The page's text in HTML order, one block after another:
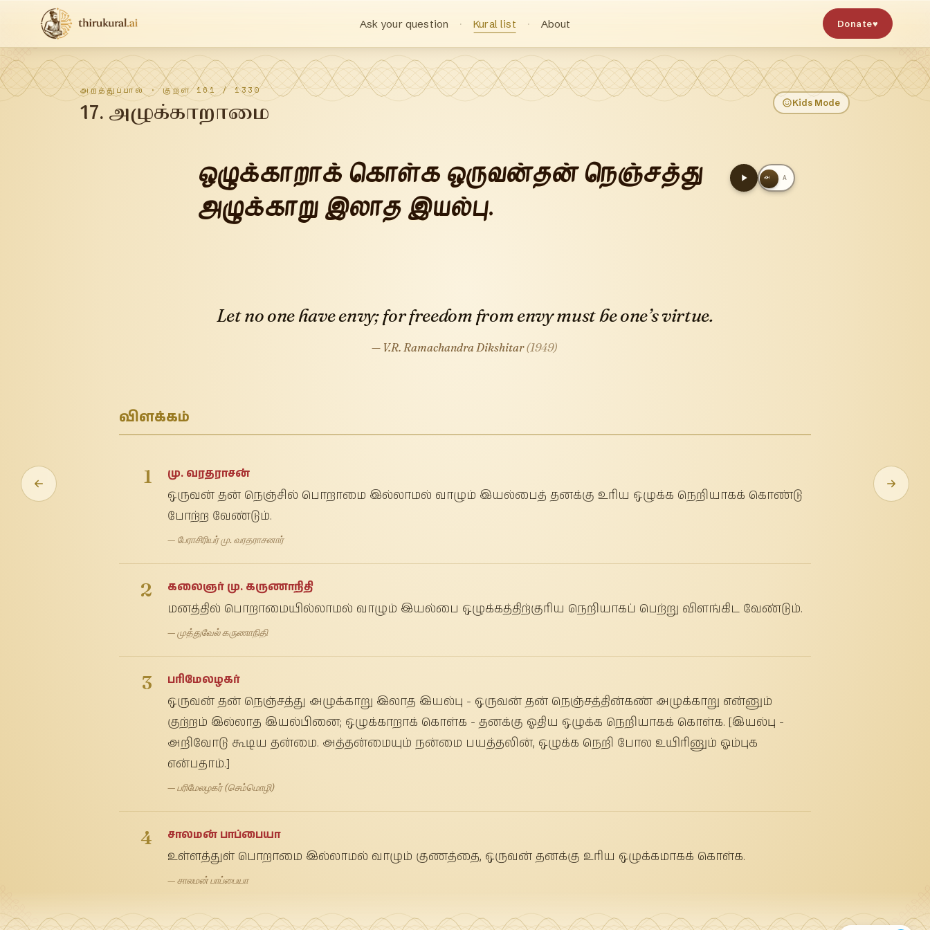
Ask your question Kural list About Donate♥
அறத்துப்பால்· குறள்161 /1330
17.அழுக்காறாமை Kids Mode
அ A
ஒழுக்காறாக் கொள்க ஒருவன்தன் நெஞ்சத்து
அழுக்காறு இலாத இயல்பு.
Let no one have envy; for freedom from envy must be one’s virtue.
— V.R. Ramachandra Dikshitar(1949)
விளக்கம்
1 மு. வரதராசன்
ஒருவன் தன் நெஞ்சில் பொறாமை இல்லாமல் வாழும் இயல்பைத் தனக்கு உரிய ஒழுக்க நெறியாகக் கொண்டு
போற்ற வேண்டும்.
— பேராசிரியர் மு. வரதராசனார்
2 கலைஞர் மு. கருணாநிதி
மனத்தில் பொறாமையில்லாமல் வாழும் இயல்பை ஒழுக்கத்திற்குரிய நெறியாகப் பெற்று விளங்கிட வேண்டும்.
— முத்துவேல் கருணாநிதி
3 பரிமேலழகர்
ஒருவன் தன் நெஞ்சத்து அழுக்காறு இலாத இயல்பு - ஒருவன் தன் நெஞ்சத்தின்கண் அழுக்காறு என்னும்
குற்றம் இல்லாத இயல்பினை; ஒழுக்காறாக் கொள்க - தனக்கு ஓதிய ஒழுக்க நெறியாகக் கொள்க. [இயல்பு -
அறிவோடு கூடிய தன்மை. அத்தன்மையும் நன்மை பயத்தலின், ஒழுக்க நெறி போல உயிரினும் ஓம்புக
என்பதாம்.]
— பரிமேலழகர் (செம்மொழி)
4 சாலமன் பாப்பையா
உள்ளத்துள் பொறாமை இல்லாமல் வாழும் குணத்தை, ஒருவன் தனக்கு உரிய ஒழுக்கமாகக் கொள்க.
— சாலமன் பாப்பையா